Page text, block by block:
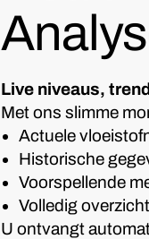
Live niveaus,
Met ons slimme
Actuele
Historische
Voorspellende
Volledig
U ontvangt